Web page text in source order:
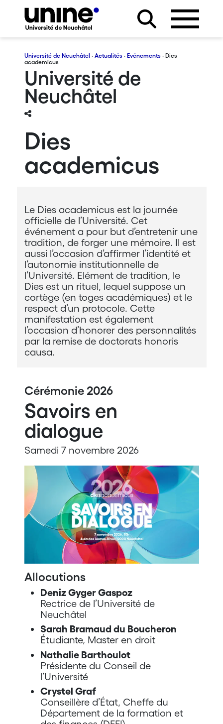
Université de Neuchâtel · Actualités · Evénements · Dies
academicus
Université de
Neuchâtel
Dies
academicus
Le Dies academicus est la journée
officielle de l’Université. Cet
événement a pour but d’entretenir une
tradition, de forger une mémoire. Il est
aussi l’occasion d’affirmer l’identité et
l’autonomie institutionnelle de
l’Université. Elément de tradition, le
Dies est un rituel, lequel suppose un
cortège (en toges académiques) et le
respect d’un protocole. Cette
manifestation est également
l’occasion d’honorer des personnalités
par la remise de doctorats honoris
causa.
Cérémonie 2026
Savoirs en
dialogue
Samedi 7 novembre 2026
Allocutions
Deniz Gyger Gaspoz
Rectrice de l’Université de
Neuchâtel
Sarah Bramaud du Boucheron
Étudiante, Master en droit
Nathalie Barthoulot
Présidente du Conseil de
l’Université
Crystel Graf
Conseillère d’État, Cheffe du
Département de la formation et